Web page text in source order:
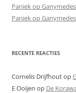
Paniek op
Paniek op
RECENTE REACTIES
Cornelis Drijfhoutop
E Ooijen op De